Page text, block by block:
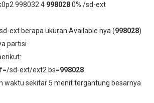
998032 4 9980280% /sd-ext
ext berapa ukuran Available nya (998028)
partisi
sd-ext/ext2 bs=998028
waktu sekitar 5 menit tergantung besarnya